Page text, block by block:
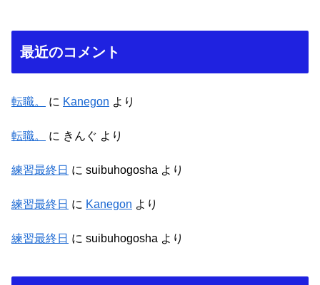
最近のコメント
転職。 に Kanegon より
転職。 に きんぐ より
練習最終日 に suibuhogosha より
練習最終日 に Kanegon より
練習最終日 に suibuhogosha より